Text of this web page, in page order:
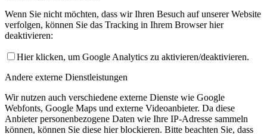
Wenn Sie nicht möchten, dass wir Ihren Besuch auf unserer Website
verfolgen, können Sie das Tracking in Ihrem Browser hier
deaktivieren:
Hier klicken, um Google Analytics zu aktivieren/deaktivieren.
Andere externe Dienstleistungen
Wir nutzen auch verschiedene externe Dienste wie Google
Webfonts, Google Maps und externe Videoanbieter. Da diese
Anbieter personenbezogene Daten wie Ihre IP-Adresse sammeln
können, können Sie diese hier blockieren. Bitte beachten Sie, dass